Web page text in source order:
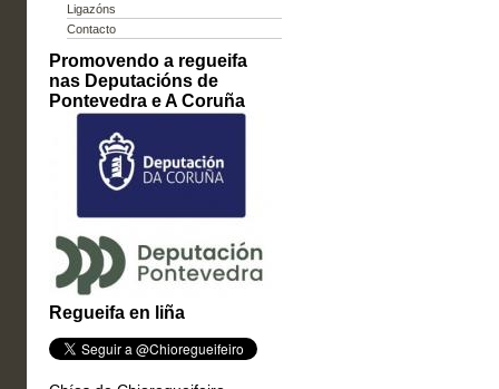
Ligazóns
Contacto
Promovendo a regueifa
nas Deputacións de
Pontevedra e A Coruña
Regueifa en liña